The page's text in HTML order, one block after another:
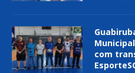
com